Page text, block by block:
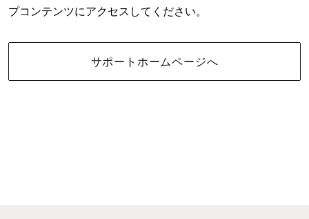
プコンテンツにアクセスしてください。
サポートホームページへ